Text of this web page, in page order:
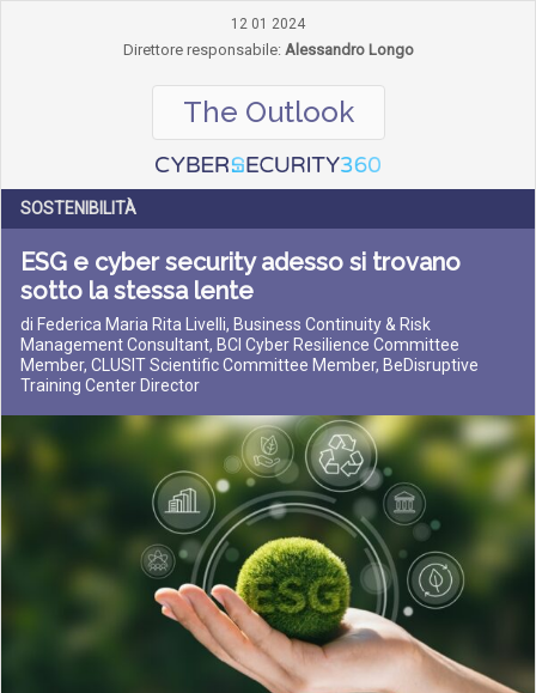
12 01 2024
Direttore responsabile: Alessandro Longo
The Outlook
SOSTENIBILITÀ
ESG e cyber security adesso si trovano
sotto la stessa lente
di Federica Maria Rita Livelli, Business Continuity & Risk
Management Consultant, BCI Cyber Resilience Committee
Member, CLUSIT Scientific Committee Member, BeDisruptive
Training Center Director